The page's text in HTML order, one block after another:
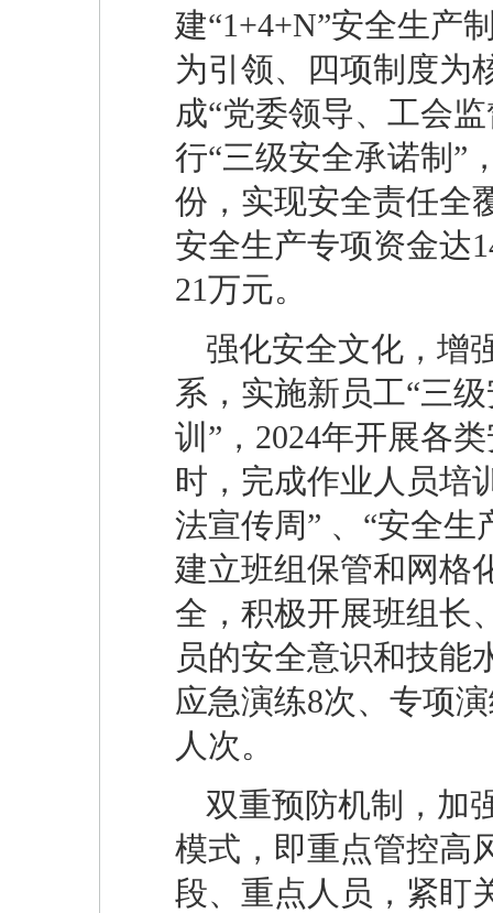
建“1+4+N”安全生产
为引领、四项制度为
成“党委领导、工会
行“三级安全承诺制”
份，实现安全责任全
安全生产专项资金达
21万元。
强化安全文化，增
系，实施新员工“三
训”，2024年开展各
时，完成作业人员培
法宣传周” 、“安全
建立班组保管和网格
全，积极开展班组长
员的安全意识和技能
应急演练8次、专项
人次。
双重预防机制，加
模式，即重点管控高
段、重点人员，紧盯